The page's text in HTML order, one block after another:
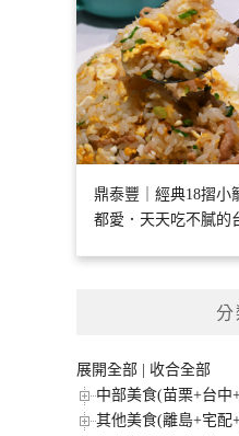
鼎泰豐｜經典18摺小
都愛．天天吃不膩的
分
展開全部
收合全部
中部美食(苗栗+台中
其他美食(離島+宅配